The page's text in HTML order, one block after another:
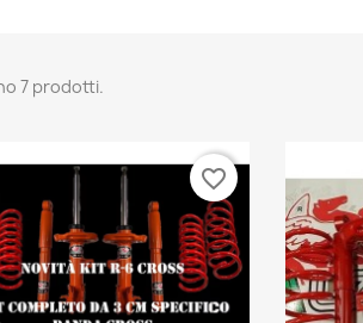
7 prodotti.
favorite_border